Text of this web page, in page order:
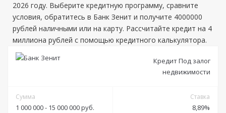
2026 году. Выберите кредитную программу, сравните
условия, обратитесь в Банк Зенит и получите 4000000
рублей наличными или на карту. Рассчитайте кредит на 4
миллиона рублей с помощью кредитного калькулятора.
Кредит Под залог
недвижимости
Сумма
1 000 000 - 15 000 000 руб.
Ставка
8,89%